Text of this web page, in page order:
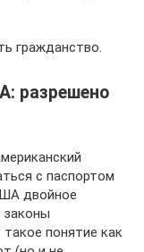
гражданство.
разрешено
с паспортом
двойное
законы
понятие как